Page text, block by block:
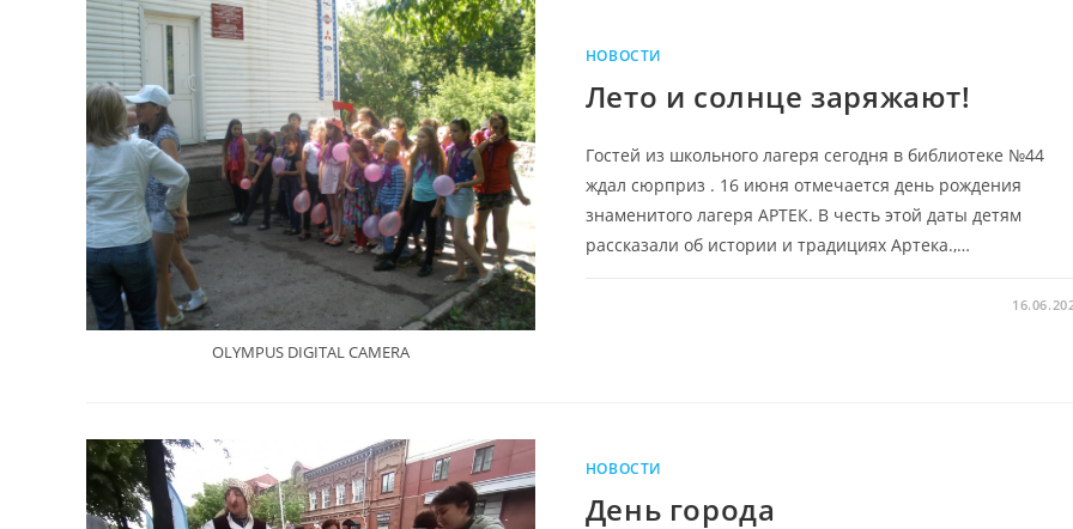
OLYMPUS DIGITAL CAMERA
НОВОСТИ
Лето и солнце заряжают!
Гостей из школьного лагеря сегодня в библиотеке №44
ждал сюрприз . 16 июня отмечается день рождения
знаменитого лагеря АРТЕК. В честь этой даты детям
рассказали об истории и традициях Артека.,…
НОВОСТИ
День города